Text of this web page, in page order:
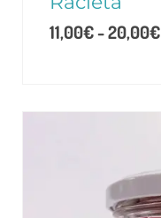
11,00€-20,00€